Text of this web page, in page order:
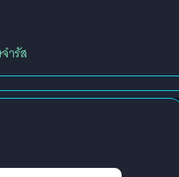
ำรัส